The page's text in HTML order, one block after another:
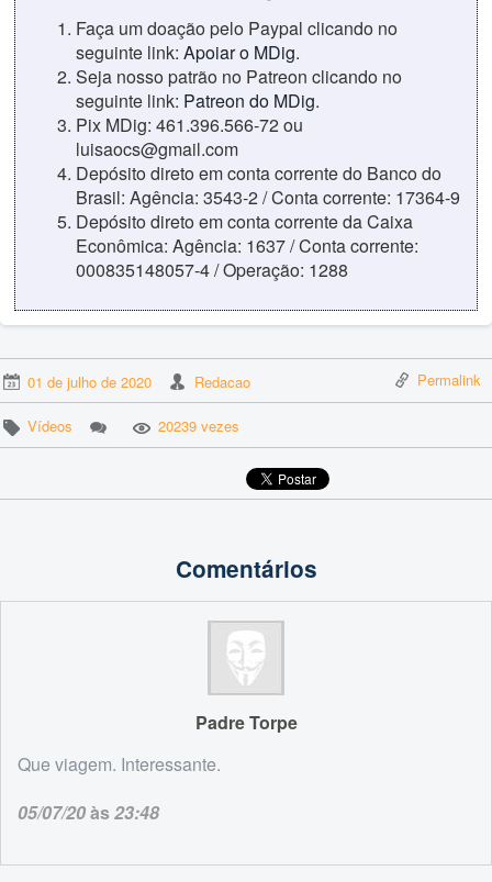
Faça um doação pelo Paypal clicando no
seguinte link: Apoiar o MDig.
Seja nosso patrão no Patreon clicando no
seguinte link: Patreon do MDig.
Pix MDig: 461.396.566-72 ou
luisaocs@gmail.com
Depósito direto em conta corrente do Banco do
Brasil: Agência: 3543-2 / Conta corrente: 17364-9
Depósito direto em conta corrente da Caixa
Econômica: Agência: 1637 / Conta corrente:
000835148057-4 / Operação: 1288
01 de julho de 2020 Redacao Permalink
Vídeos 20239 vezes
Comentários
Padre Torpe
Que viagem. Interessante.
05/07/20às23:48